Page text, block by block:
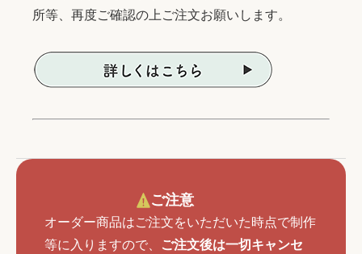
所等、再度ご確認の上ご注文お願いします。
ご注意
オーダー商品はご注文をいただいた時点で制作
等に入りますので、
ご注文後は一切キャンセ